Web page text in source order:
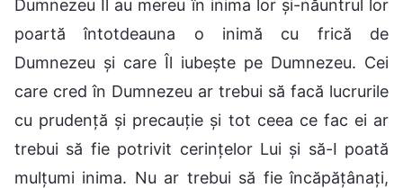
Dumnezeu Îl au mereu în inima lor și-năuntrul lor
poartă întotdeauna o inimă cu frică de
Dumnezeu și care Îl iubește pe Dumnezeu. Cei
care cred în Dumnezeu ar trebui să facă lucrurile
cu prudență și precauție și tot ceea ce fac ei ar
trebui să fie potrivit cerințelor Lui și să-I poată
mulțumi inima. Nu ar trebui să fie încăpățânați,